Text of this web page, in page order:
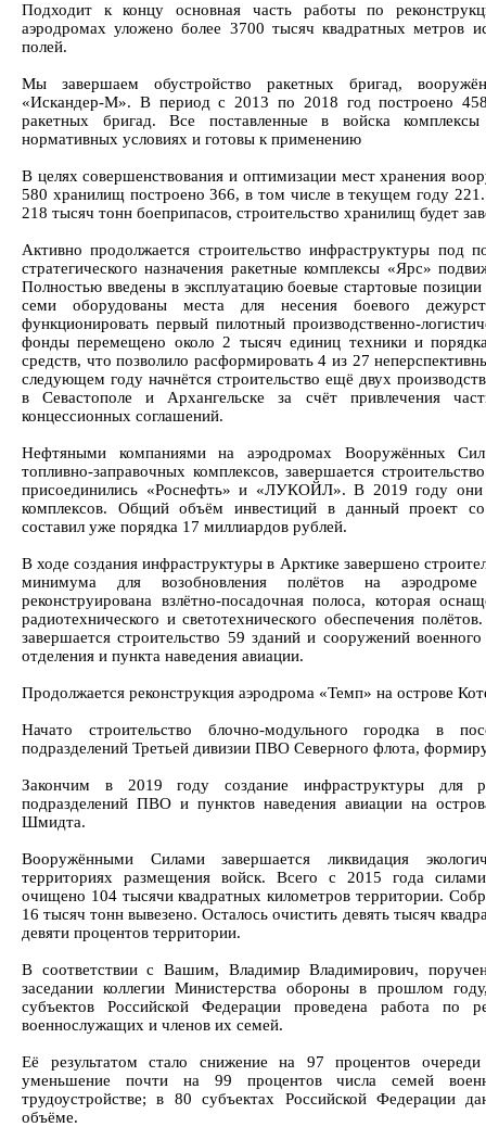
Подходит к концу основная часть работы по
аэродромах уложено более 3700 тысяч квадратных метров
полей.
Мы завершаем обустройство ракетных бригад,
«Искандер-М». В период с 2013 по 2018 год построено
ракетных бригад. Все поставленные в войска
нормативных условиях и готовы к применению
В целях совершенствования и оптимизации мест хранения
580 хранилищ построено 366, в том числе в текущем году
218 тысяч тонн боеприпасов, строительство хранилищ будет
Активно продолжается строительство инфраструктуры под
стратегического назначения ракетные комплексы «Ярс»
Полностью введены в эксплуатацию боевые стартовые
семи оборудованы места для несения боевого
функционировать первый пилотный производственно-
фонды перемещено около 2 тысяч единиц техники и
средств, что позволило расформировать 4 из 27
следующем году начнётся строительство ещё двух
в Севастополе и Архангельске за счёт привлечения
концессионных соглашений.
Нефтяными компаниями на аэродромах Вооружённых
топливно-заправочных комплексов, завершается
присоединились «Роснефть» и «ЛУКОЙЛ». В 2019 году они
комплексов. Общий объём инвестиций в данный проект
составил уже порядка 17 миллиардов рублей.
В ходе создания инфраструктуры в Арктике завершено
минимума для возобновления полётов на
реконструирована взлётно-посадочная полоса, которая
радиотехнического и светотехнического обеспечения
завершается строительство 59 зданий и сооружений
отделения и пункта наведения авиации.
Продолжается реконструкция аэродрома «Темп» на острове
Начато строительство блочно-модульного городка в
подразделений Третьей дивизии ПВО Северного флота,
Закончим в 2019 году создание инфраструктуры для
подразделений ПВО и пунктов наведения авиации на
Шмидта.
Вооружёнными Силами завершается ликвидация
территориях размещения войск. Всего с 2015 года силами
очищено 104 тысячи квадратных километров территории.
16 тысяч тонн вывезено. Осталось очистить девять тысяч
девяти процентов территории.
В соответствии с Вашим, Владимир Владимирович,
заседании коллегии Министерства обороны в прошлом
субъектов Российской Федерации проведена работа по
военнослужащих и членов их семей.
Её результатом стало снижение на 97 процентов
уменьшение почти на 99 процентов числа семей
трудоустройстве; в 80 субъектах Российской Федерации
объёме.